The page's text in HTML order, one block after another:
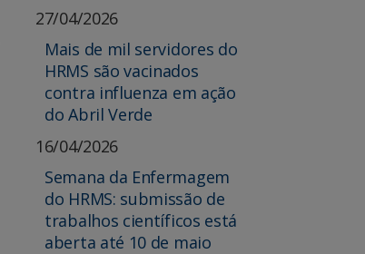
27/04/2026
Mais de mil servidores do
HRMS são vacinados
contra influenza em ação
do Abril Verde
16/04/2026
Semana da Enfermagem
do HRMS: submissão de
trabalhos científicos está
aberta até 10 de maio